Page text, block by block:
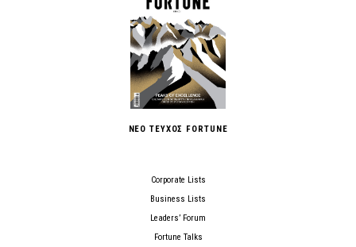
ΝΕΟ ΤΕΥΧΟΣ FORTUNE
Corporate Lists
Business Lists
Leaders’ Forum
Fortune Talks